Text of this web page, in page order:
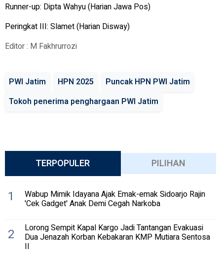
Runner-up: Dipta Wahyu (Harian Jawa Pos)
Peringkat III: Slamet (Harian Disway)
Editor : M Fakhrurrozi
PWI Jatim HPN 2025
Puncak HPN PWI Jatim
Tokoh penerima penghargaan PWI Jatim
TERPOPULER PILIHAN
1 Wabup Mimik Idayana Ajak Emak-emak Sidoarjo Rajin
'Cek Gadget' Anak Demi Cegah Narkoba
2 Lorong Sempit Kapal Kargo Jadi Tantangan Evakuasi
Dua Jenazah Korban Kebakaran KMP Mutiara Sentosa
II